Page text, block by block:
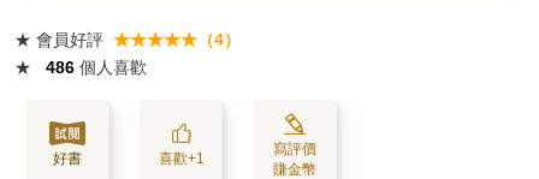
★ 會員好評 ★★★★★（4）
★
486 個人喜歡
好書 喜歡+1
寫評價
賺金幣